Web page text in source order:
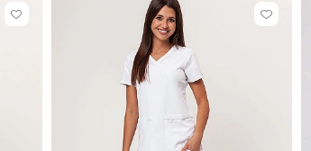
Kliknutím
Kliknutím